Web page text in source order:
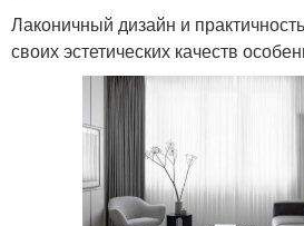
Длинные шторы
Лаконичный дизайн и
своих эстетических качеств